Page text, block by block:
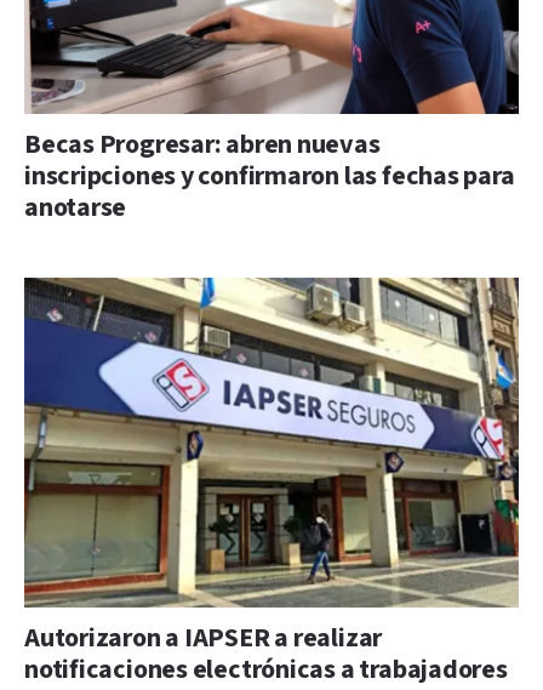
Becas Progresar: abren nuevas
inscripciones y confirmaron las fechas para
anotarse
Autorizaron a IAPSER a realizar
notificaciones electrónicas a trabajadores